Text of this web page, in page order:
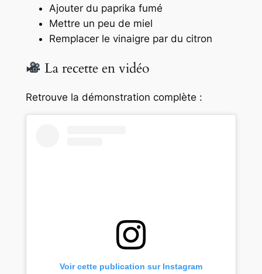
Ajouter du paprika fumé
Mettre un peu de miel
Remplacer le vinaigre par du citron
La recette en vidéo
Retrouve la démonstration complète :
Voir cette publication sur Instagram